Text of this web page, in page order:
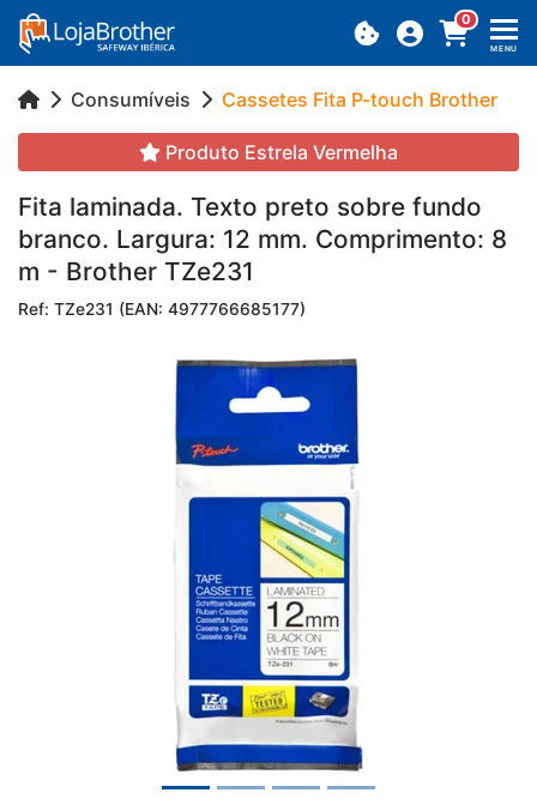
0
MENU
Consumíveis Cassetes Fita P-touch Brother
Produto Estrela Vermelha
Fita la­mi­nada. Texto preto sobre fundo
branco. Lar­gura: 12 mm. Com­pri­mento: 8
m - Brother TZe231
Ref: TZe231 (EAN: 4977766685177)